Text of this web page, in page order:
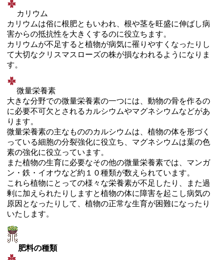
カリウム
カリウムは俗に根肥ともいわれ、根や茎を旺盛に伸ばし病
害からの抵抗性を大きくするのに役立ちます。
カリウムが不足すると植物が病気に罹りやすくなったりし
て大切なクリスマスローズの株が損なわれるようになりま
す。
微量栄養素
大きな分野での微量栄養素の一つには、動物の骨を作るの
に必要不可欠とされるカルシウムやマグネシウムなどがあ
ります。
微量栄養素の主なもののカルシウムは、植物の体を形づく
っている細胞の分裂強化に役立ち、マグネシウムは葉の色
素の強化に役立っています。
また植物の生育に必要なその他の微量栄養素では、マンガ
ン・鉄・イオウなど約１０種類が数えられています。
これら植物にとっての様々な栄養素が不足したり、また過
剰に加えられたりしますと植物の体に障害を起こし病気の
原因となったりして、植物の正常な生育が困難になったり
いたします。
肥料の種類